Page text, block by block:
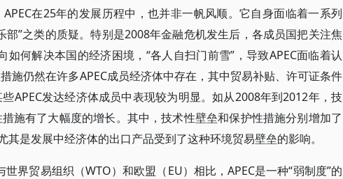
在25年的发展历程中，也并非一帆风顺。它自身面临着一系列
部”之类的质疑。特别是2008年金融危机发生后，各成员国把关注焦
如何解决本国的经济困境，“各人自扫门前雪”，导致APEC面临着认
施仍然在许多APEC成员经济体中存在，其中贸易补贴、许可证条件
APEC发达经济体成员中表现较为明显。如从2008年到2012年，技
施有了大幅度的增长。其中，技术性壁垒和保护性措施分别增加了
其是发展中经济体的出口产品受到了这种环境贸易壁垒的影响。
界贸易组织（WTO）和欧盟（EU）相比，APEC是一种“弱制度”的